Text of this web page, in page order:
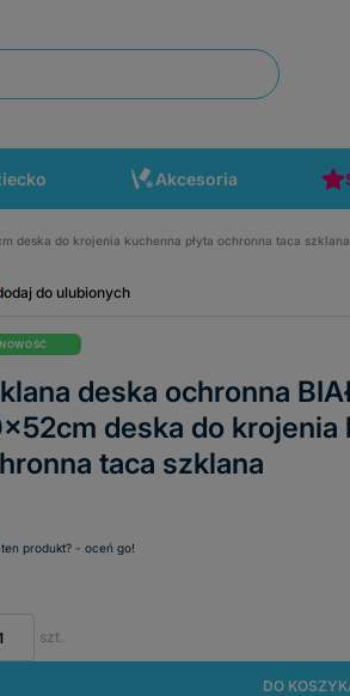
Akcesoria
deska do krojenia kuchenna płyta ochronna taca szklana
do ulubionych
NOWOŚĆ
deska ochronna
deska do krojenia
taca szklana
produkt? - oceń go!
szt.
DO